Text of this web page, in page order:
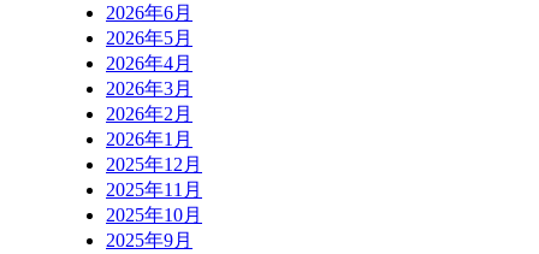
2026年6月
2026年5月
2026年4月
2026年3月
2026年2月
2026年1月
2025年12月
2025年11月
2025年10月
2025年9月